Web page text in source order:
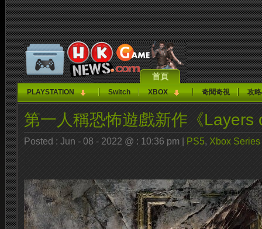
首頁
PLAYSTATION Switch XBOX 奇聞奇視 攻
第一人稱恐怖遊戲新作《Layers
Posted : Jun - 08 - 2022 @ : 10:36 pm | PS5, Xbox Series